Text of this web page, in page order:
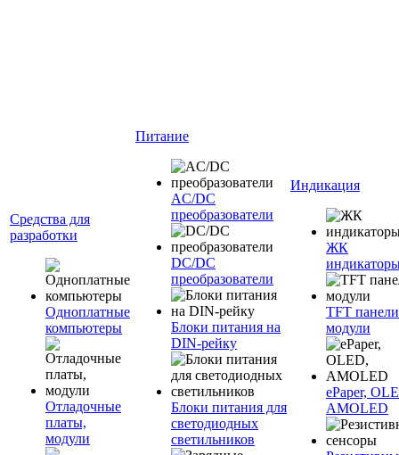
Средства для
разработки
Одноплатные
компьютеры
Отладочные
платы,
модули
Питание
AC/DC
преобразователи
DC/DC
преобразователи
Блоки питания на
DIN-рейку
Блоки питания для
светодиодных
светильников
Индикация
ЖК
TFT
модули
ePaper,
AMOLED